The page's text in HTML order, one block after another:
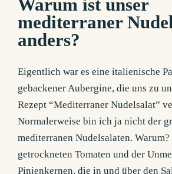
Warum ist unser
mediterraner
anders?
Eigentlich war es eine italienische
gebackener Aubergine, die uns zu
Rezept “Mediterraner Nudelsalat”
Normalerweise bin ich ja nicht der
mediterranen Nudelsalaten.
getrockneten Tomaten und der
Pinienkernen, die in und über den